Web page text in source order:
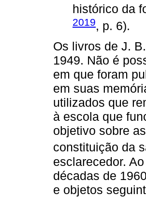
histórico da
2019, p. 6).
Os livros de J.
1949. Não é
em que foram
em suas
utilizados que
à escola que
objetivo sobre
constituição da
esclarecedor.
décadas de
e objetos